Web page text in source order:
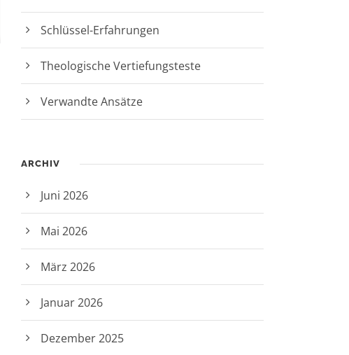
Schlüssel-Erfahrungen
Theologische Vertiefungsteste
Verwandte Ansätze
ARCHIV
Juni 2026
Mai 2026
März 2026
Januar 2026
Dezember 2025